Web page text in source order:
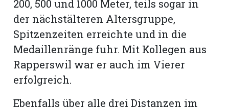
200, 500 und 1000 Meter, teils sogar in
der nächstälteren Altersgruppe,
Spitzenzeiten erreichte und in die
Medaillenränge fuhr. Mit Kollegen aus
Rapperswil war er auch im Vierer
erfolgreich.
Ebenfalls über alle drei Distanzen im